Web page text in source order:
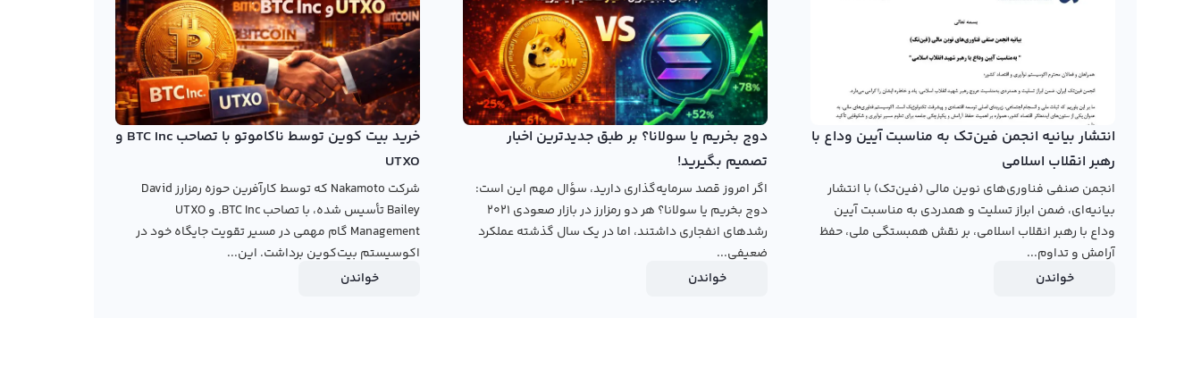
برای خرید و فروش پاور پول با استفاده از صرافی ارز دیجیتال رالبکس می‌توانید از دو نوع پلتفرم تبدیل سریع و معامله
حرفه‌ای استفاده کنید. در پلتفرم تبدیل سریع شما می‌توانید با قیمت جهانی پاور پول و در کمترین زمان ممکن پاور پول خود
را به صرافی بفروشید یا آن را به دیگر ارزهای دیجیتال تبدیل کنید. در پنل معامله حرفه‌ای معامله شما با دیگر کاربران انجام
می‌شود و شما می‌توانید با قیمت دلخواه خود یا قیمت‌های موجود در بازار به خرید و فروش پاور پول بپردازید.
رابکس از خرید و فروش بیش از ۱۰۰۰ ارز دیجیتال پشتیبانی می‌کند. برای مشاهده قیمت رمز ارز پاور پول، به صفحه
پاور پولبروید.
انتشار بیانیه انجمن فین‌تک به مناسبت آیین وداع با
رهبر انقلاب اسلامی
انجمن صنفی فناوری‌های نوین مالی (فین‌تک) با انتشار
بیانیه‌ای، ضمن ابراز تسلیت و همدردی به مناسبت آیین
وداع با رهبر انقلاب اسلامی، بر نقش همبستگی ملی، حفظ
آرامش و تداوم...
خواندن
دوج بخریم یا سولانا؟ بر طبق جدیدترین اخبار
تصمیم بگیرید!
اگر امروز قصد سرمایه‌گذاری دارید، سؤال مهم این است:
دوج بخریم یا سولانا؟ هر دو رمزارز در بازار صعودی ۲۰۲۱
رشدهای انفجاری داشتند، اما در یک سال گذشته عملکرد
ضعیفی...
خواندن
خرید بیت کوین توسط ناکاموتو با تصاحب BTC Inc و
UTXO
شرکت Nakamoto که توسط کارآفرین حوزه رمزارز David
Bailey تأسیس شده، با تصاحب BTC Inc. و UTXO
Management گام مهمی در مسیر تقویت جایگاه خود در
اکوسیستم بیت‌کوین برداشت. این...
خواندن